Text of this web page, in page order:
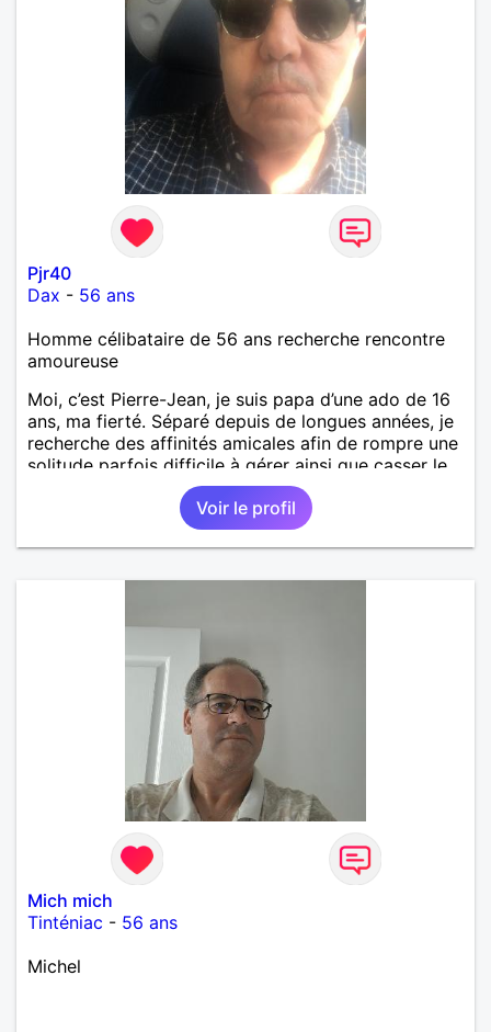
Pjr40
Dax - 56 ans
Homme célibataire de 56 ans recherche rencontre
amoureuse
Moi, c’est Pierre-Jean, je suis papa d’une ado de 16
ans, ma fierté. Séparé depuis de longues années, je
recherche des affinités amicales afin de rompre une
solitude parfois difficile à gérer ainsi que casser le
vague à l’âme. L’amitié reste extrêmement
importante à mes yeux mais peut se décliner en des
sentiments plus puissants. « Le temps fera son
œuvre » disait Arthur Schopenhauer, philosophe
bienveillant, empathique, attentionné, honnête,
respectueux, doux de caractère et compréhensif : je
laisse « glisser » beaucoup de choses. Mais ne vous
m’éprenez pas Mesdames, si une personne que
j’aime me trahit une fois, il n’y aura pas de seconde
chance et je l’effacerai à « vitam eternam ».
Néanmoins, je suis un tout petit peu maniaque ainsi
qu’impatient. J’essaye de faire des efforts. Rien de
bien dramatique ! Du moins je le pense……Je suis un
homme facile à vivre. À vous si vous le souhaitez,
d’apprendre à me connaître davantage. J’en serai
ravi….A très bientôt je l’espère.
Voir le profil
Mich mich
Tinténiac - 56 ans
Michel